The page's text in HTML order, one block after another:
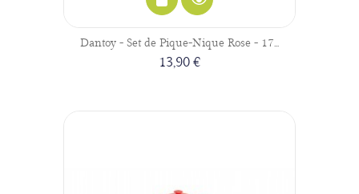
Dantoy - Set de Pique-Nique Rose - 17...
13,90 €